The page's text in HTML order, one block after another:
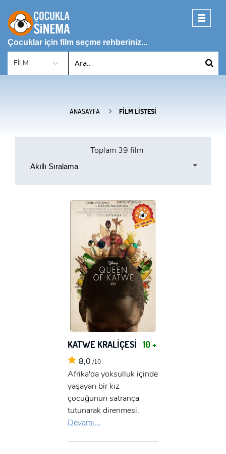
Toggle
Çocuklar için film seçme rehberiniz...
ANASAYFA FILM LISTESI
Toplam 39 film
Akıllı Sıralama
KATWE KRALİÇESİ 10 +
8,0 /10
Afrika'da yoksulluk içinde
yaşayan bir kız
çocuğunun satrança
tutunarak direnmesi.
Devamı...